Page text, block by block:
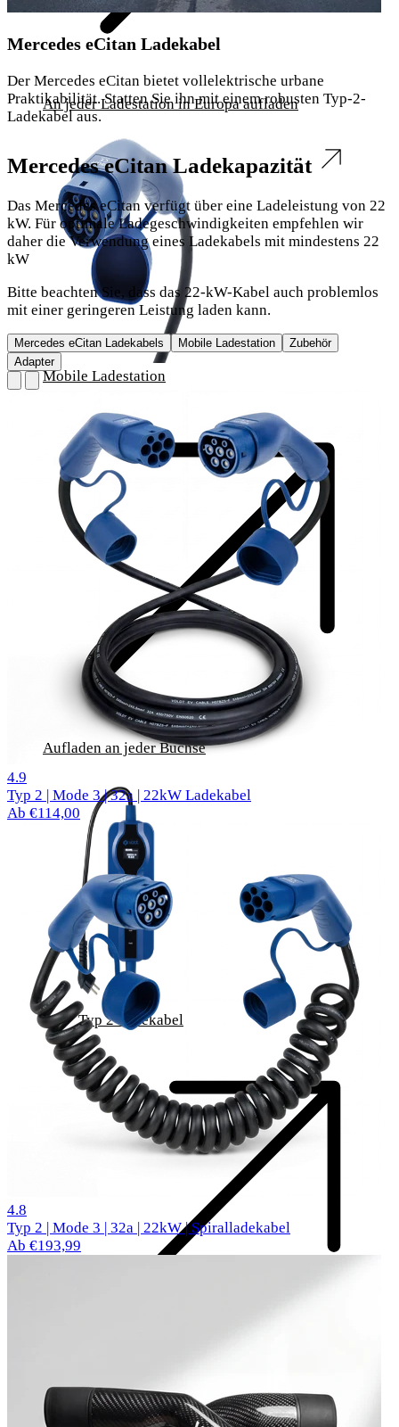
An jeder Ladestation in Europa aufladen
Mobile Ladestation
Aufladen an jeder Buchse
Typ 2 Ladekabel
Mercedes eCitan Ladekabel
Der Mercedes eCitan bietet vollelektrische urbane
Praktikabilität. Statten Sie ihn mit einem robusten Typ-2-
Ladekabel aus.
Mercedes eCitan Ladekapazität
Das Mercedes eCitan verfügt über eine Ladeleistung von 22
kW. Für optimale Ladegeschwindigkeiten empfehlen wir
daher die Verwendung eines Ladekabels mit mindestens 22
kW
Bitte beachten Sie, dass das 22-kW-Kabel auch problemlos
mit einer geringeren Leistung laden kann.
Mercedes eCitan Ladekabels Mobile Ladestation
Zubehör
Adapter
4.9
Typ 2 | Mode 3 | 32a | 22kW Ladekabel
Ab €114,00
4.8
Typ 2 | Mode 3 | 32a | 22kW | Spiralladekabel
Ab €193,99